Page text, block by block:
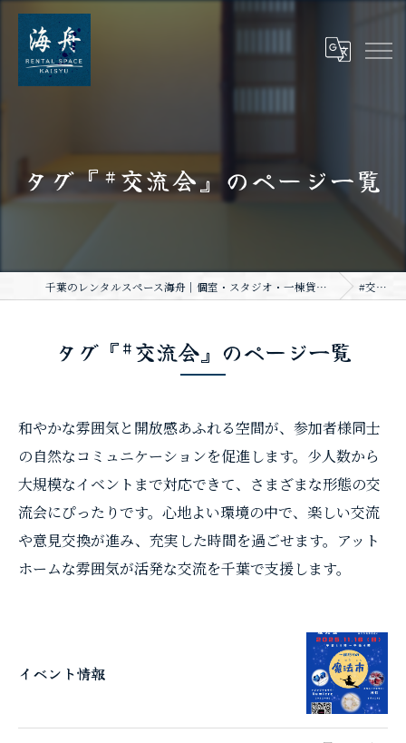
タグ『#交流会』のページ一覧
千葉のレンタルスペース海舟｜個室・スタジオ・一棟貸し｜大人数・WiFi完備 #交流会
タグ『#交流会』のページ一覧
和やかな雰囲気と開放感あふれる空間が、参加者様同士
の自然なコミュニケーションを促進します。少人数から
大規模なイベントまで対応できて、さまざまな形態の交
流会にぴったりです。心地よい環境の中で、楽しい交流
や意見交換が進み、充実した時間を過ごせます。アット
ホームな雰囲気が活発な交流を千葉で支援します。
イベント情報